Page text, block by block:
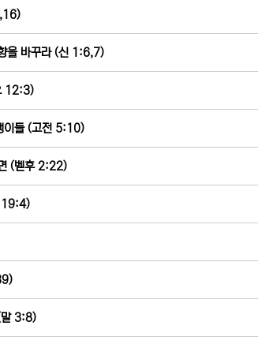
을 바꾸라 (신 1:6,7)
12:3)
이들 (고전 5:10)
(벧후 2:22)
19:4)
말 3:8)